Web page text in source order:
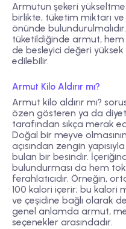
Armutun şekeri
birlikte, tüketim miktarı
önünde
tüketildiğinde armut, hem
de besleyici değeri yüksek
edilebilir.
Armut Kilo Aldırır mı?
Armut kilo aldırır mı?
özen gösteren ya da
tarafından sıkça merak
Doğal bir meyve
açısından zengin
bulan bir besindir.
bulundurması da hem
ferahlatıcıdır. Örneğin,
100 kalori içerir; bu kalori
ve çeşidine bağlı olarak
genel anlamda armut,
seçenekler arasındadır.